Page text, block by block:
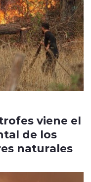
viene el
de los
naturales